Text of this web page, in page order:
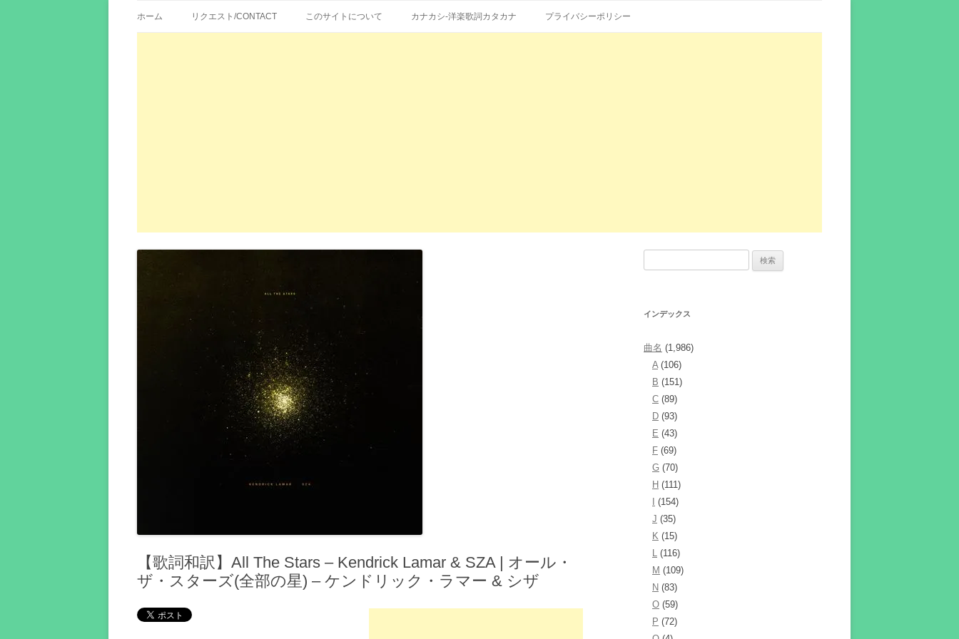
エイカシ | 洋楽歌詞の和訳、英語の意味、読み方
ン
ン
ホーム リクエスト/CONTACT このサイトについて カナカシ-洋楽歌詞カタカナ プライバシーポリシー
【歌詞和訳】All The Stars – Kendrick Lamar & SZA | オール・
ザ・スターズ(全部の星) – ケンドリック・ラマー & シザ
インデックス
曲名 (1,986)
A(106)
B (151)
C (89)
D (93)
E (43)
F (69)
G (70)
H (111)
(154)
J (35)
K (15)
L (116)
M (109)
N (83)
O (59)
P (72)